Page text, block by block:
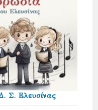
Σ. Ελευσίνας